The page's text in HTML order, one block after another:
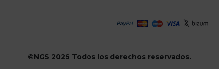
©NGS 2026 Todos los derechos reservados.